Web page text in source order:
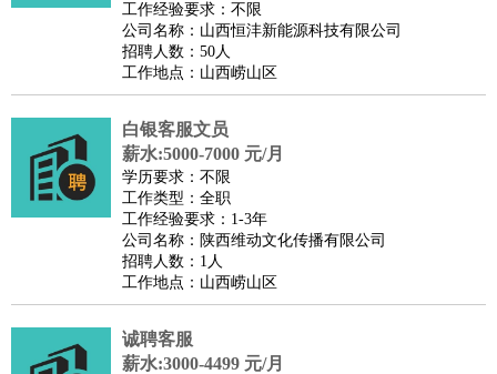
工作经验要求：不限
公司名称：山西恒沣新能源科技有限公司
招聘人数：50人
工作地点：山西崂山区
白银客服文员
薪水:5000-7000 元/月
学历要求：不限
工作类型：全职
工作经验要求：1-3年
公司名称：陕西维动文化传播有限公司
招聘人数：1人
工作地点：山西崂山区
诚聘客服
薪水:3000-4499 元/月